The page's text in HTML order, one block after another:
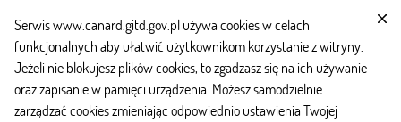
Serwis www.canard.gitd.gov.pl używa cookies w celach
funkcjonalnych aby ułatwić użytkownikom korzystanie z witryny.
Jeżeli nie blokujesz plików cookies, to zgadzasz się na ich używanie
oraz zapisanie w pamięci urządzenia. Możesz samodzielnie
zarządzać cookies zmieniając odpowiednio ustawienia Twojej